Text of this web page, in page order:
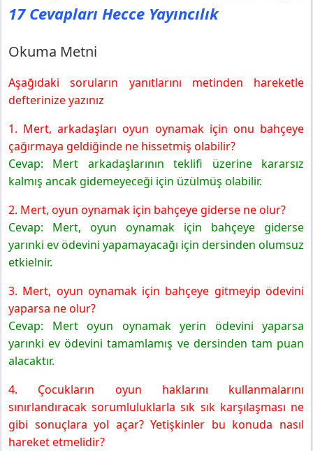
17 Cevapları Hecce Yayıncılık
Okuma Metni
Aşağıdaki soruların yanıtlarını metinden hareketle
defterinize yazınız
1. Mert, arkadaşları oyun oynamak için onu bahçeye
çağırmaya geldiğinde ne hissetmiş olabilir?
Cevap: Mert arkadaşlarının teklifi üzerine kararsız
kalmış ancak gidemeyeceği için üzülmüş olabilir.
2. Mert, oyun oynamak için bahçeye giderse ne olur?
Cevap: Mert, oyun oynamak için bahçeye giderse
yarınki ev ödevini yapamayacağı için dersinden olumsuz
etkielnir.
3. Mert, oyun oynamak için bahçeye gitmeyip ödevini
yaparsa ne olur?
Cevap: Mert oyun oynamak yerin ödevini yaparsa
yarınki ev ödevini tamamlamış ve dersinden tam puan
alacaktır.
4. Çocukların oyun haklarını kullanmalarını
sınırlandıracak sorumluluklarla sık sık karşılaşması ne
gibi sonuçlara yol açar? Yetişkinler bu konuda nasıl
hareket etmelidir?